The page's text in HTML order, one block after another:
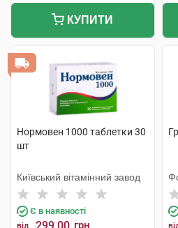
КУПИТИ
Нормовен 1000 таблетки 30
шт
Київський вітамінний завод
Є в наявності
від грн